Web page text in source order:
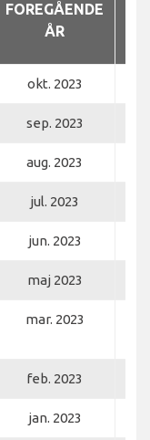
FOREGÅENDE
ÅR
okt. 2023
sep. 2023
aug. 2023
jul. 2023
jun. 2023
maj 2023
mar. 2023
feb. 2023
jan. 2023